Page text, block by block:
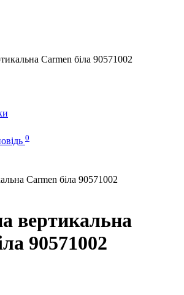
Carmen біла 90571002
0
вертикальна
90571002